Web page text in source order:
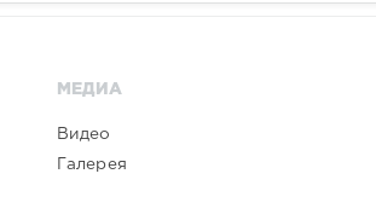
МЕДИА
Видео
Галерея